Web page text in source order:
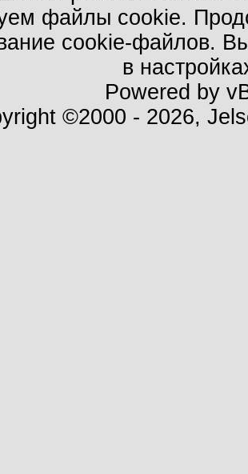
файлы cookie.
cookie-файлов.
в
Powered by
©2000 - 2026,